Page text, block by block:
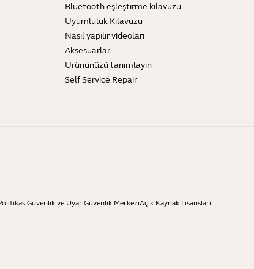
Bluetooth eşleştirme kılavuzu
Uyumluluk Kılavuzu
Nasıl yapılır videoları
Aksesuarlar
Ürününüzü tanımlayın
Self Service Repair
Güvenlik ve UyarıGüvenlik MerkeziAçık Kaynak Lisansları